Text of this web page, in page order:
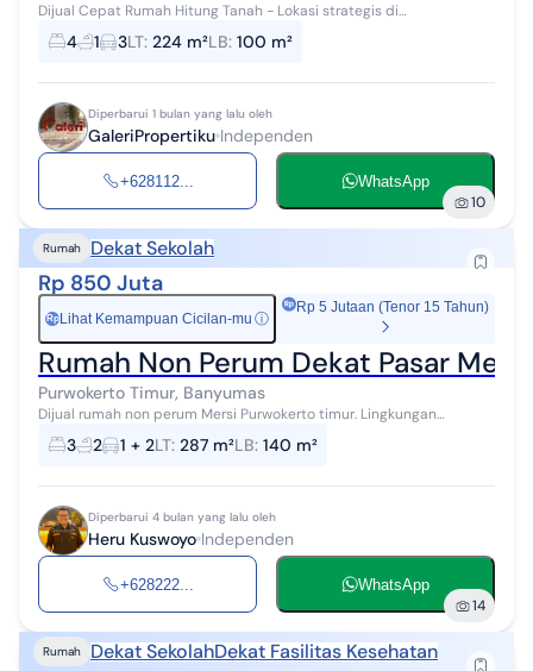
Dijual Cepat Rumah Hitung Tanah - Lokasi strategis di
arcawinangun akses mobil, padet penduduk cocok buat
kost/kontrakan - 3 menit ke UMP - 7 men...
4 1 3LT: 224 m²LB: 100 m²
Diperbarui 1 bulan yang lalu oleh
GaleriPropertiku Independen
+628112... WhatsApp
10
Rumah Dekat Sekolah
Rp 850 Juta
Rp Lihat Kemampuan Cicilan-mu ⓘ
Rp 5 Jutaan (Tenor 15 Tahun)
Rumah Non Perum Dekat Pasar
Purwokerto Timur, Banyumas
Dijual rumah non perum Mersi Purwokerto timur. Lingkungan
perkampungan akses dekat kampus UMP, pasar Mersi, kampus
Unsoed, tidak jauh menuju pusat ...
3 2 1 + 2LT: 287 m²LB: 140 m²
Diperbarui 4 bulan yang lalu oleh
Heru Kuswoyo Independen
+628222... WhatsApp
14
Rumah Dekat SekolahDekat Fasilitas Kesehatan